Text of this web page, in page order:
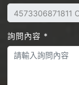
詢問內容 *